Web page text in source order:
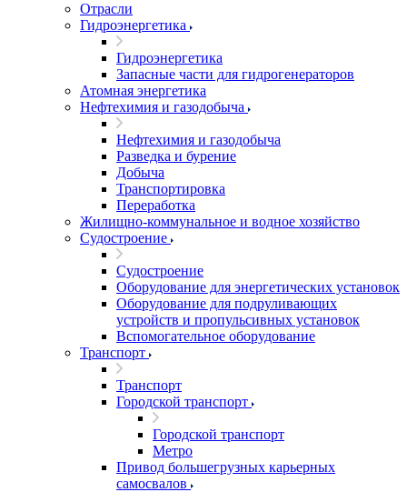
Отрасли
Гидроэнергетика
Гидроэнергетика
Запасные части для гидрогенераторов
Атомная энергетика
Нефтехимия и газодобыча
Нефтехимия и газодобыча
Разведка и бурение
Добыча
Транспортировка
Переработка
Жилищно-коммунальное и водное хозяйство
Судостроение
Судостроение
Оборудование для энергетических установок
Оборудование для подруливающих
устройств и пропульсивных установок
Вспомогательное оборудование
Транспорт
Транспорт
Городской транспорт
Городской транспорт
Метро
Привод большегрузных карьерных
самосвалов